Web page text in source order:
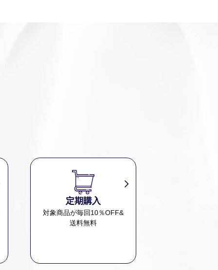
定期購入
対象商品が毎回10％OFF&
送料無料